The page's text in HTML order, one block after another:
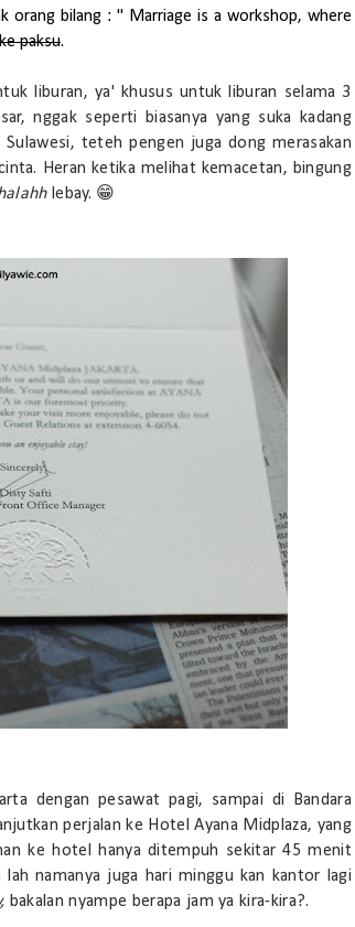
orang bilang : " Marriage is a workshop, where
paksu.
liburan, ya' khusus untuk liburan selama 3
nggak seperti biasanya yang suka kadang
teteh pengen juga dong merasakan
Heran ketika melihat kemacetan, bingung
lebay. 😁
dengan pesawat pagi, sampai di Bandara
perjalan ke Hotel Ayana Midplaza, yang
ke hotel hanya ditempuh sekitar 45 menit
lah namanya juga hari minggu kan kantor lagi
bakalan nyampe berapa jam ya kira-kira?.